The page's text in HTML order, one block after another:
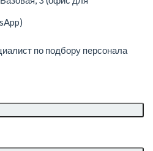
по подбору персонала